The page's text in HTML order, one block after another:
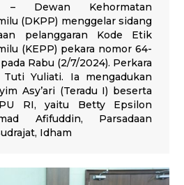
– Dewan Kehormatan
(DKPP) menggelar sidang
pelanggaran Kode Etik
(KEPP) pekara nomor 64-
Rabu (2/7/2024). Perkara
Yuliati. Ia mengadukan
Asy’ari (Teradu I) beserta
RI, yaitu Betty Epsilon
Afifuddin, Parsadaan
Idham